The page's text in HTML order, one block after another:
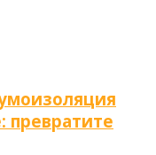
превратите